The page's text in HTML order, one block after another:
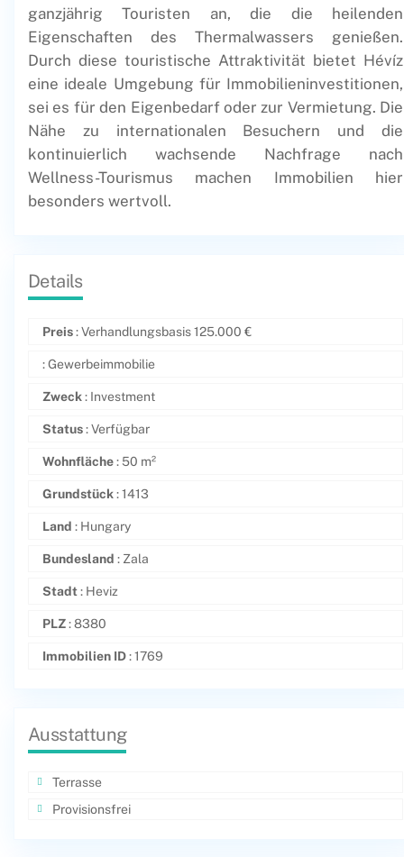
ganzjährig Touristen an, die die heilenden
Eigenschaften des Thermalwassers genießen.
Durch diese touristische Attraktivität bietet Hévíz
eine ideale Umgebung für Immobilieninvestitionen,
sei es für den Eigenbedarf oder zur Vermietung. Die
Nähe zu internationalen Besuchern und die
kontinuierlich wachsende Nachfrage nach
Wellness-Tourismus machen Immobilien hier
besonders wertvoll.
Details
Preis: Verhandlungsbasis125.000 €
: Gewerbeimmobilie
Zweck: Investment
Status: Verfügbar
Wohnfläche: 50 m²
Grundstück: 1413
Land : Hungary
Bundesland : Zala
Stadt: Heviz
PLZ: 8380
Immobilien ID: 1769
Ausstattung
Terrasse
Provisionsfrei